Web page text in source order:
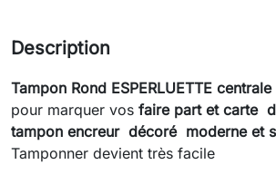
Description
Tampon Rond ESPERLUETTE
pour marquer vos faire part et carte
tampon encreur décoré moderne et
Tamponner devient très facile